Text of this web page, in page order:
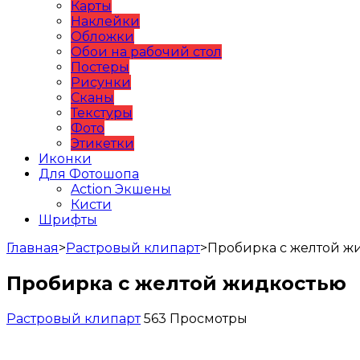
Карты
Наклейки
Обложки
Обои на рабочий стол
Постеры
Рисунки
Сканы
Текстуры
Фото
Этикетки
Иконки
Для Фотошопа
Action Экшены
Кисти
Шрифты
Главная>Растровый клипарт>Пробирка с желтой
Пробирка с желтой жидкостью
Растровый клипарт 563 Просмотры